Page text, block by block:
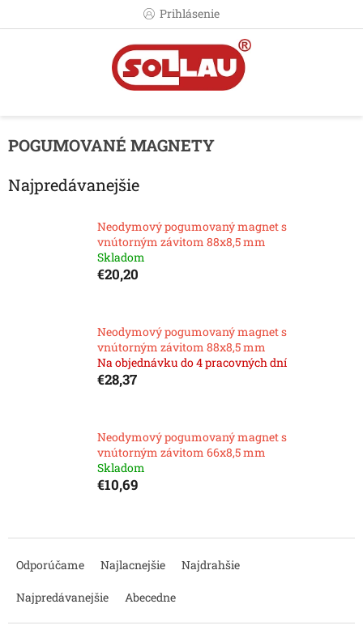
Prihlásenie
POGUMOVANÉ MAGNETY
Najpredávanejšie
Neodymový pogumovaný magnet s
vnútorným závitom 88x8,5 mm
Skladom
€20,20
Neodymový pogumovaný magnet s
vnútorným závitom 88x8,5 mm
Na objednávku do 4 pracovných dní
€28,37
Neodymový pogumovaný magnet s
vnútorným závitom 66x8,5 mm
Skladom
€10,69
n
Odporúčame Najlacnejšie Najdrahšie
Najpredávanejšie Abecedne